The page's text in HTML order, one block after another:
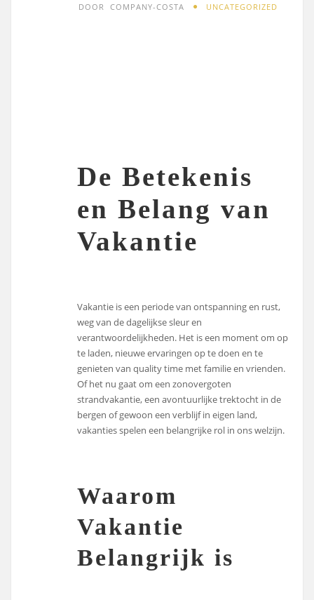
DOOR COMPANY-COSTA UNCATEGORIZED
De Betekenis
en Belang van
Vakantie
Vakantie is een periode van ontspanning en rust,
weg van de dagelijkse sleur en
verantwoordelijkheden. Het is een moment om op
te laden, nieuwe ervaringen op te doen en te
genieten van quality time met familie en vrienden.
Of het nu gaat om een zonovergoten
strandvakantie, een avontuurlijke trektocht in de
bergen of gewoon een verblijf in eigen land,
vakanties spelen een belangrijke rol in ons welzijn.
Waarom
Vakantie
Belangrijk is